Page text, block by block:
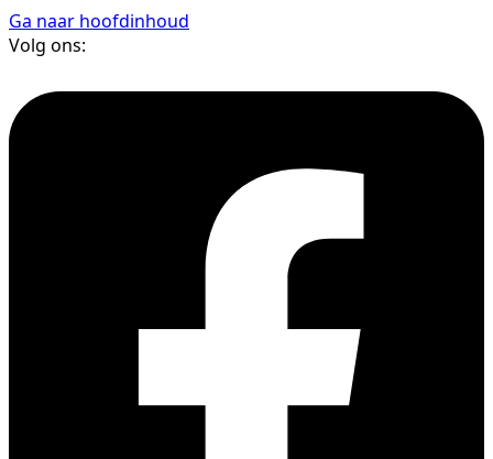
Ga naar hoofdinhoud
Volg ons: